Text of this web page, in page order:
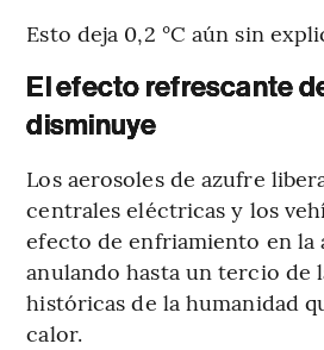
Esto deja 0,2 °C aún sin
El efecto refrescante
disminuye
Los aerosoles de azufre
centrales eléctricas y los
efecto de enfriamiento en la
anulando hasta un tercio de
históricas de la humanidad
calor.